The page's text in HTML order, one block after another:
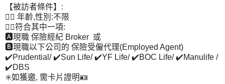
【被訪者條件】:
👉🏻 年齡,性別:不限
👉🏻符合其中一項:
🅰️現職 保險經紀 Broker 或
🅱️現職以下公司的 保險受僱代理(Employed Agent)
✔️Prudential/ ✔️Sun Life/ ✔️YF Life/ ✔️BOC Life/ ✔️Manulife /
✔️DBS
✳️如獲邀, 需卡片證明🪪